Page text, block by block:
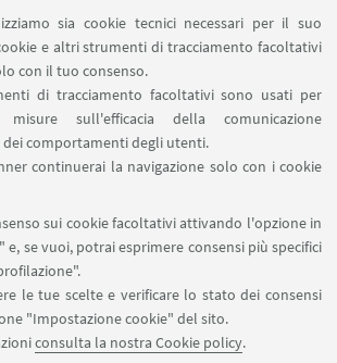
sia cookie tecnici necessari per il suo
e altri strumenti di tracciamento facoltativi
con il tuo consenso.
di tracciamento facoltativi sono usati per
misure sull'efficacia della comunicazione
dei comportamenti degli utenti.
continuerai la navigazione solo con i cookie
sui cookie facoltativi attivando l'opzione in
e, se vuoi, potrai esprimere consensi più specifici
le tue scelte e verificare lo stato dei consensi
"Impostazione cookie" del sito.
consulta la nostra Cookie policy.
CONTATTI
Didattica del
dottorato
Scrivi una mail